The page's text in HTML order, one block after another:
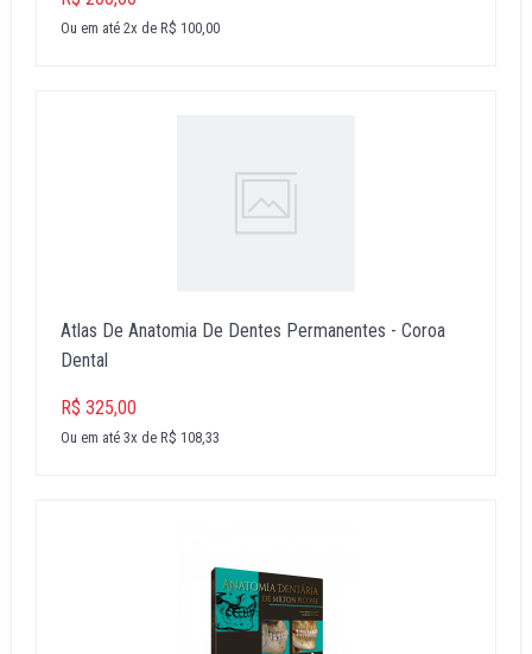
Ou em até 2x de R$ 100,00
Atlas De Anatomia De Dentes Permanentes - Coroa
Dental
R$ 325,00
Ou em até 3x de R$ 108,33